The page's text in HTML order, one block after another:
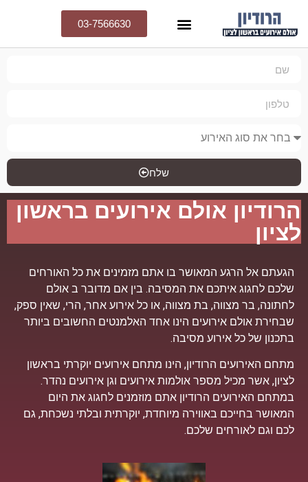
03-7566630
שלח
הרודיון אולם אירועים בראשון
לציון
הגעתם אל הרגע המאושר בו אתם מזמינים את כל האורחים
שלכם לחגוג איתכם את המסיבה. בין אם מדובר ב אולם
לחתונה, בר מצווה, בת מצווה, או כל אירוע אחר, הרי, שאין ספק,
שבחירת אולם אירועים הינו אחד האלמנטים החשובים ביותר
בתכנון של כל אירוע מסיבה.
מתחם האירועים הרודיון, הינו מתחם אירועים יוקרתי בראשון
לציון, אשר מכיל מספר אולמות אירועים וגן אירועים נהדר.
במתחם האירועים הרודיון אתם מוזמנים לחגוג את היום
המאושר בחייכם באווירה מיוחדת, יוקרתית ובלתי נשכחת, גם
לכם וגם לאורחים שלכם.